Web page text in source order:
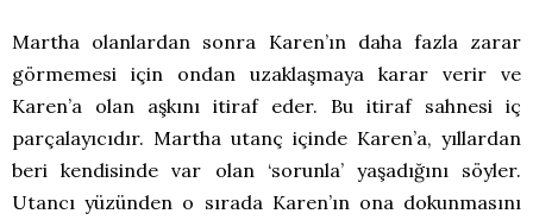
Martha olanlardan sonra Karen’ın daha fazla zarar
görmemesi için ondan uzaklaşmaya karar verir ve
Karen’a olan aşkını itiraf eder. Bu itiraf sahnesi iç
parçalayıcıdır. Martha utanç içinde Karen’a, yıllardan
beri kendisinde var olan ‘sorunla’ yaşadığını söyler.
Utancı yüzünden o sırada Karen’ın ona dokunmasını